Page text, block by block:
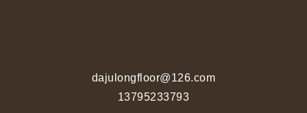
dajulongfloor@126.com
13795233793